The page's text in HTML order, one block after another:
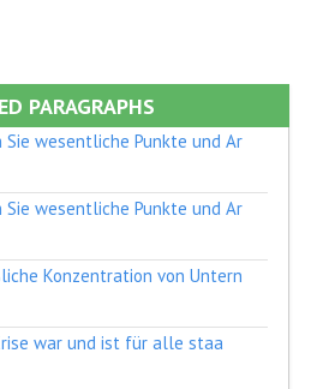
PARAGRAPHS
wesentliche Punkte und Ar
wesentliche Punkte und Ar
Konzentration von Untern
war und ist für alle staa